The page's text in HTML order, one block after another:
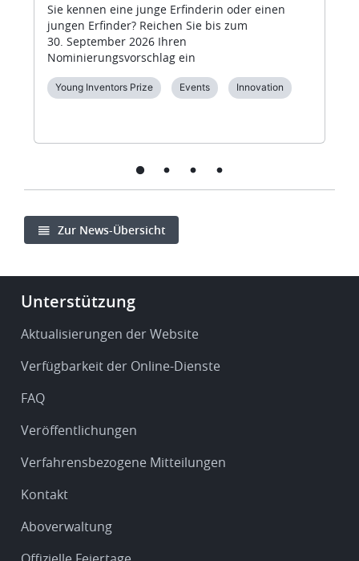
Sie kennen eine junge Erfinderin oder einen
jungen Erfinder? Reichen Sie bis zum
30. September 2026 Ihren
Nominierungsvorschlag ein
Young Inventors Prize Events Innovation
Zur News-Übersicht
Footer
Service
support
Unterstützung
Aktualisierungen der Website
Verfügbarkeit der Online-Dienste
FAQ
Veröffentlichungen
Verfahrensbezogene Mitteilungen
Kontakt
Aboverwaltung